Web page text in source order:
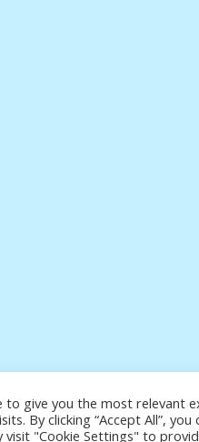
to give you the most relevant
By clicking “Accept All”,
visit "Cookie Settings" to